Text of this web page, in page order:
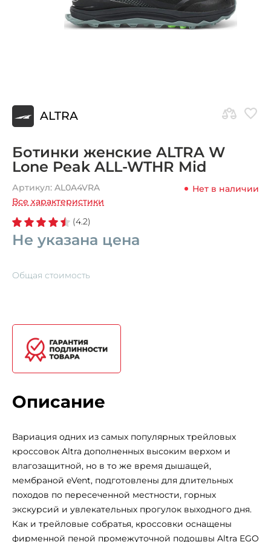
ALTRA
Ботинки женские ALTRA W
Lone Peak ALL-WTHR Mid
Артикул: AL0A4VRA
Нет в наличии
Все характеристики
(4.2)
Не указана цена
Общая стоимость
Описание
Вариация одних из самых популярных трейловых
кроссовок Altra дополненных высоким верхом и
влагозащитной, но в то же время дышащей,
мембраной eVent, подготовлены для длительных
походов по пересеченной местности, горных
экскурсий и увлекательных прогулок выходного дня.
Как и трейловые собратья, кроссовки оснащены
фирменной пеной промежуточной подошвы Altra EGO